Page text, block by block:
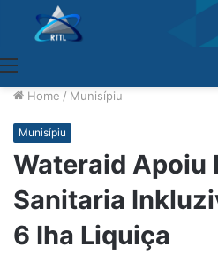
Home / Munisípiu
Munisípiu
Wateraid Apoiu
Sanitaria
6 Iha Liquiça